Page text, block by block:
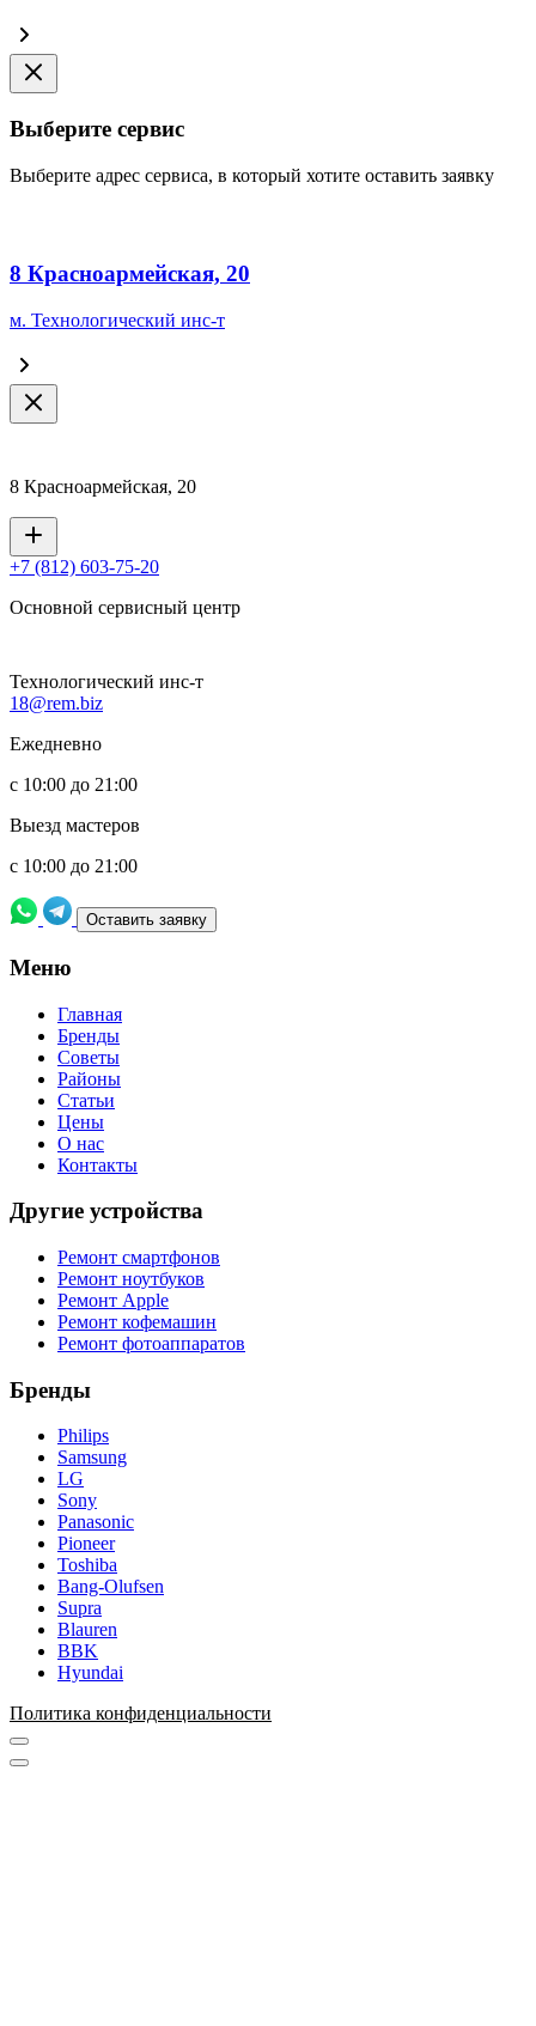
Выберите сервис
Выберите адрес сервиса, в который хотите оставить заявку
8 Красноармейская, 20
м. Технологический инс-т
8 Красноармейская, 20
+7 (812) 603-75-20
Основной сервисный центр
Технологический инс-т
18@rem.biz
Ежедневно
с 10:00 до 21:00
Выезд мастеров
с 10:00 до 21:00
Оставить заявку
Meню
Главная
Бренды
Советы
Районы
Статьи
Цены
О нас
Контакты
Другие устройства
Ремонт смартфонов
Ремонт ноутбуков
Ремонт Apple
Ремонт кофемашин
Ремонт фотоаппаратов
Бренды
Philips
Samsung
LG
Sony
Panasonic
Pioneer
Toshiba
Bang-Olufsen
Supra
Blauren
BBK
Hyundai
Политика конфиденциальности